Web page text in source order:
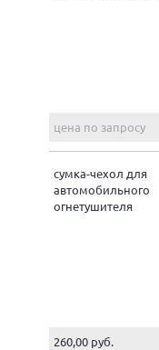
цена по запросу
сумка-чехол для
автомобильного
огнетушителя
260,00 руб.